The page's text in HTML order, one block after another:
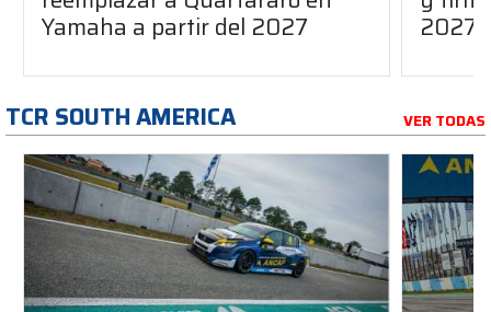
Yamaha a partir del 2027 2027
TCR SOUTH AMERICA VER TODAS